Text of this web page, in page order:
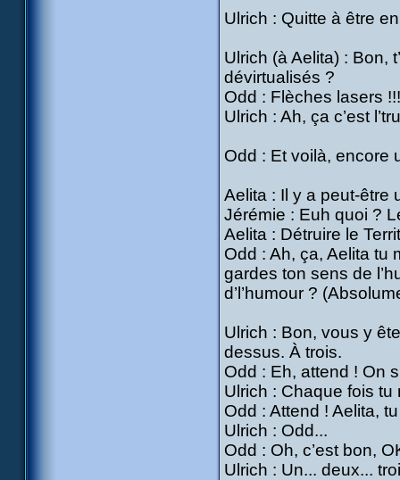
Ulrich : Quitte à être
Ulrich (à Aelita) : Bon,
dévirtualisés ?
Odd : Flèches lasers
Ulrich : Ah, ça c’est
Odd : Et voilà, encore
Aelita : Il y a peut-être
Jérémie : Euh quoi ?
Aelita : Détruire le
Odd : Ah, ça, Aelita tu
gardes ton sens de
d’l’humour ?
Ulrich : Bon, vous y
dessus. À trois.
Odd : Eh, attend ! On
Ulrich : Chaque fois
Odd : Attend ! Aelita,
Ulrich : Odd...
Odd : Oh, c’est bon,
Ulrich : Un... deux...